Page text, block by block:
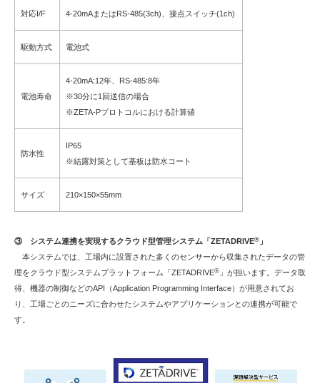
対応I/F 4-20mAまたはRS-485(3ch)、接点スイッチ(1ch)
駆動方式 電池式
電池寿命
4-20mA:12年、RS-485:8年
※30分に1回送信の場合
※ZETA-Pプロトコルにおける計算値
防水性
IP65
※結露対策として基板は防水コート
サイズ 210×150×55mm
③ システム連携を実現するクラウド型管理システム「ZETADRIVE® 」
本システムでは、工場内に設置された多くのセンサーから収集されたデータの管
理をクラウド型システムプラットフォーム「ZETADRIVE® 」が担います。データ取
得、機器の制御などのAPI（Application Programming Interface）が用意されてお
り、工場ごとのニーズに合わせたシステムやアプリケーションとの連携が可能で
す。